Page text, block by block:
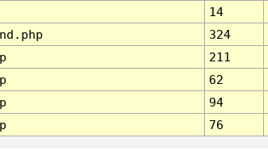
14
324
211
62
94
76